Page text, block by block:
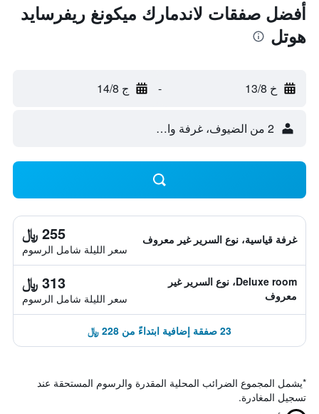
أفضل صفقات لاندمارك ميكونغ ريفرسايد
هوتل
خ 13/8 - ج 14/8
2 من الضيوف، غرفة واحدة
غرفة قياسية، نوع السرير غير معروف 255 ﷼
سعر الليلة شامل الرسوم
Deluxe room، نوع السرير غير
معروف
313 ﷼
سعر الليلة شامل الرسوم
23 صفقة إضافية ابتداءً من 228 ﷼
*يشمل المجموع الضرائب المحلية المقدرة والرسوم المستحقة عند
تسجيل المغادرة.